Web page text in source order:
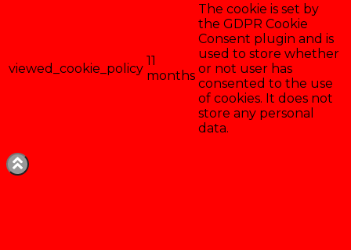
viewed_cookie_policy
11
months
The cookie is set by
the GDPR Cookie
Consent plugin and is
used to store whether
or not user has
consented to the use
of cookies. It does not
store any personal
data.